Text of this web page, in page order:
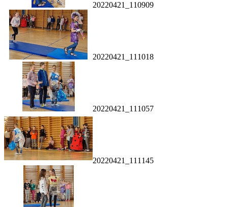
20220421_110909
20220421_111018
20220421_111057
20220421_111145